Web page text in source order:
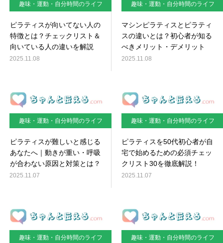
趣味・運動・自分時間のライフ
ピラティスが向いてない人の
特徴とは？チェックリスト＆
向いている人の違いを解説
2025.11.08
趣味・運動・自分時間のライフ
マシンピラティスとピラティ
スの違いとは？初心者が知る
べきメリット・デメリット
2025.11.08
趣味・運動・自分時間のライフ
ピラティスが難しいと感じる
あなたへ｜動きが重い・呼吸
が合わない原因と対策とは？
2025.11.07
趣味・運動・自分時間のライフ
ピラティスを50代初心者が自
宅で始めるための必須チェッ
クリスト30を徹底解説！
2025.11.07
趣味・運動・自分時間のライフ 趣味・運動・自分時間のライフ